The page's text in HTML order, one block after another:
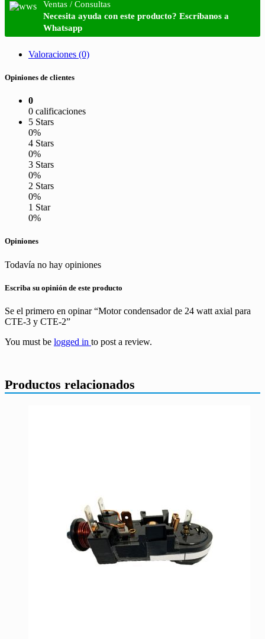
Email
Ventas / Consultas
Necesita ayuda con este producto? Escríbanos a
Whatsapp
Valoraciones (0)
Opiniones de clientes
0
0 calificaciones
5 Stars
0%
4 Stars
0%
3 Stars
0%
2 Stars
0%
1 Star
0%
Opiniones
Todavía no hay opiniones
Escriba su opinión de este producto
Se el primero en opinar “Motor condensador de 24 watt axial para
CTE-3 y CTE-2”
You must be logged in to post a review.
Productos relacionados